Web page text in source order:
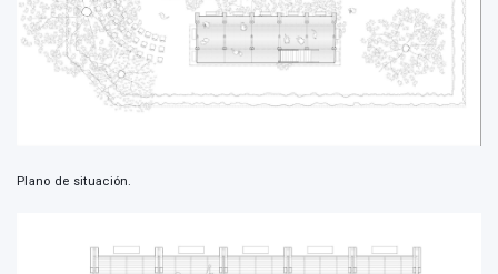
Plano de situación.